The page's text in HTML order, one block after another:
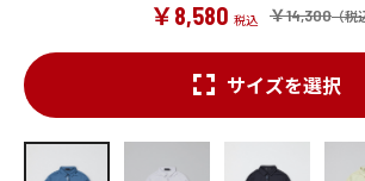
￥14,300
￥8,580
サイズを選択